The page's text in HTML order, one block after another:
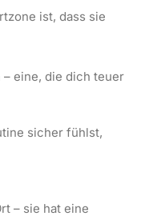
ist, dass sie
eine, die dich teuer
sicher fühlst,
– sie hat eine